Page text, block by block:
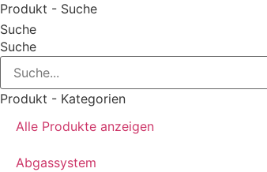
Produkt - Suche
Suche
Suche
Produkt - Kategorien
Alle Produkte anzeigen
Abgassystem